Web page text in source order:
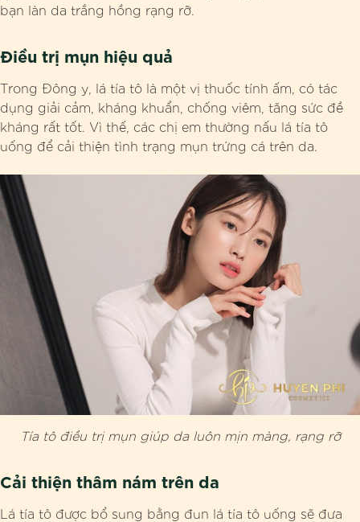
bạn làn da trắng hồng rạng rỡ.
Điều trị mụn hiệu quả
Trong Đông y, lá tía tô là một vị thuốc tính ấm, có tác
dụng giải cảm, kháng khuẩn, chống viêm, tăng sức đề
kháng rất tốt. Vì thế, các chị em thường nấu lá tía tô
uống để cải thiện tình trạng mụn trứng cá trên da.
Tía tô điều trị mụn giúp da luôn mịn màng, rạng rỡ
Cải thiện thâm nám trên da
Lá tía tô được bổ sung bằng đun lá tía tô uống sẽ đưa